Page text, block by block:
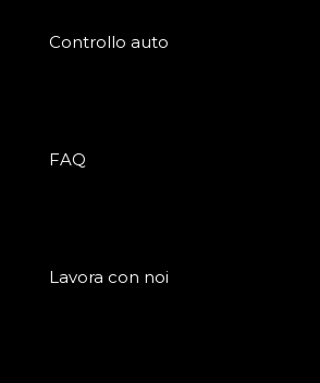
Controllo auto
FAQ
Lavora con noi